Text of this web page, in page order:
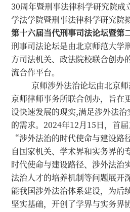
30周年暨刑事法律科学研究院成
学法学院暨刑事法律科学研究院
第十六届当代刑事司法论坛暨第
刑事司法论坛是由北京师范大学
方司法机关、政法院校联合创办
流合作平台。
京师涉外法治论坛由北京
京师律师事务所联合创办，旨在
设快速发展的现实,满足涉外法
的需求。2024年12月15日，首
“涉外法治的时代使命与建设
自国家机关、学术界和实务界的
时代使命与建设路径、涉外法治
法治人才的培养机制等问题展开
能我国涉外法治体系建设，为后
坚实基础，开创了学界与实务界